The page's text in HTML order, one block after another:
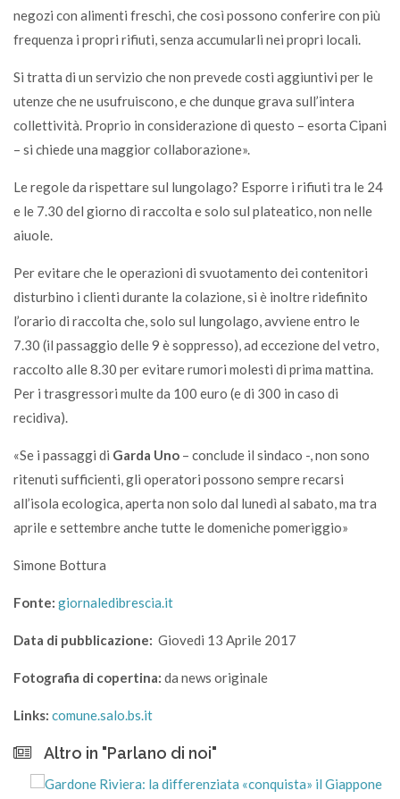
negozi con alimenti freschi, che così possono conferire con più
frequenza i propri rifiuti, senza accumularli nei propri locali.
Si tratta di un servizio che non prevede costi aggiuntivi per le
utenze che ne usufruiscono, e che dunque grava sull’intera
collettività. Proprio in considerazione di questo – esorta Cipani
– si chiede una maggior collaborazione».
Le regole da rispettare sul lungolago? Esporre i rifiuti tra le 24
e le 7.30 del giorno di raccolta e solo sul plateatico, non nelle
aiuole.
Per evitare che le operazioni di svuotamento dei contenitori
disturbino i clienti durante la colazione, si è inoltre ridefinito
l’orario di raccolta che, solo sul lungolago, avviene entro le
7.30 (il passaggio delle 9 è soppresso), ad eccezione del vetro,
raccolto alle 8.30 per evitare rumori molesti di prima mattina.
Per i trasgressori multe da 100 euro (e di 300 in caso di
recidiva).
«Se i passaggi di Garda Uno – conclude il sindaco -, non sono
ritenuti sufficienti, gli operatori possono sempre recarsi
all’isola ecologica, aperta non solo dal lunedì al sabato, ma tra
aprile e settembre anche tutte le domeniche pomeriggio»
Simone Bottura
Fonte: giornaledibrescia.it
Data di pubblicazione: Giovedi 13 Aprile 2017
Fotografia di copertina: da news originale
Links: comune.salo.bs.it
Altro in "Parlano di noi"